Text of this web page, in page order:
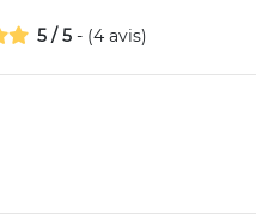
5 /5 - (4 avis)